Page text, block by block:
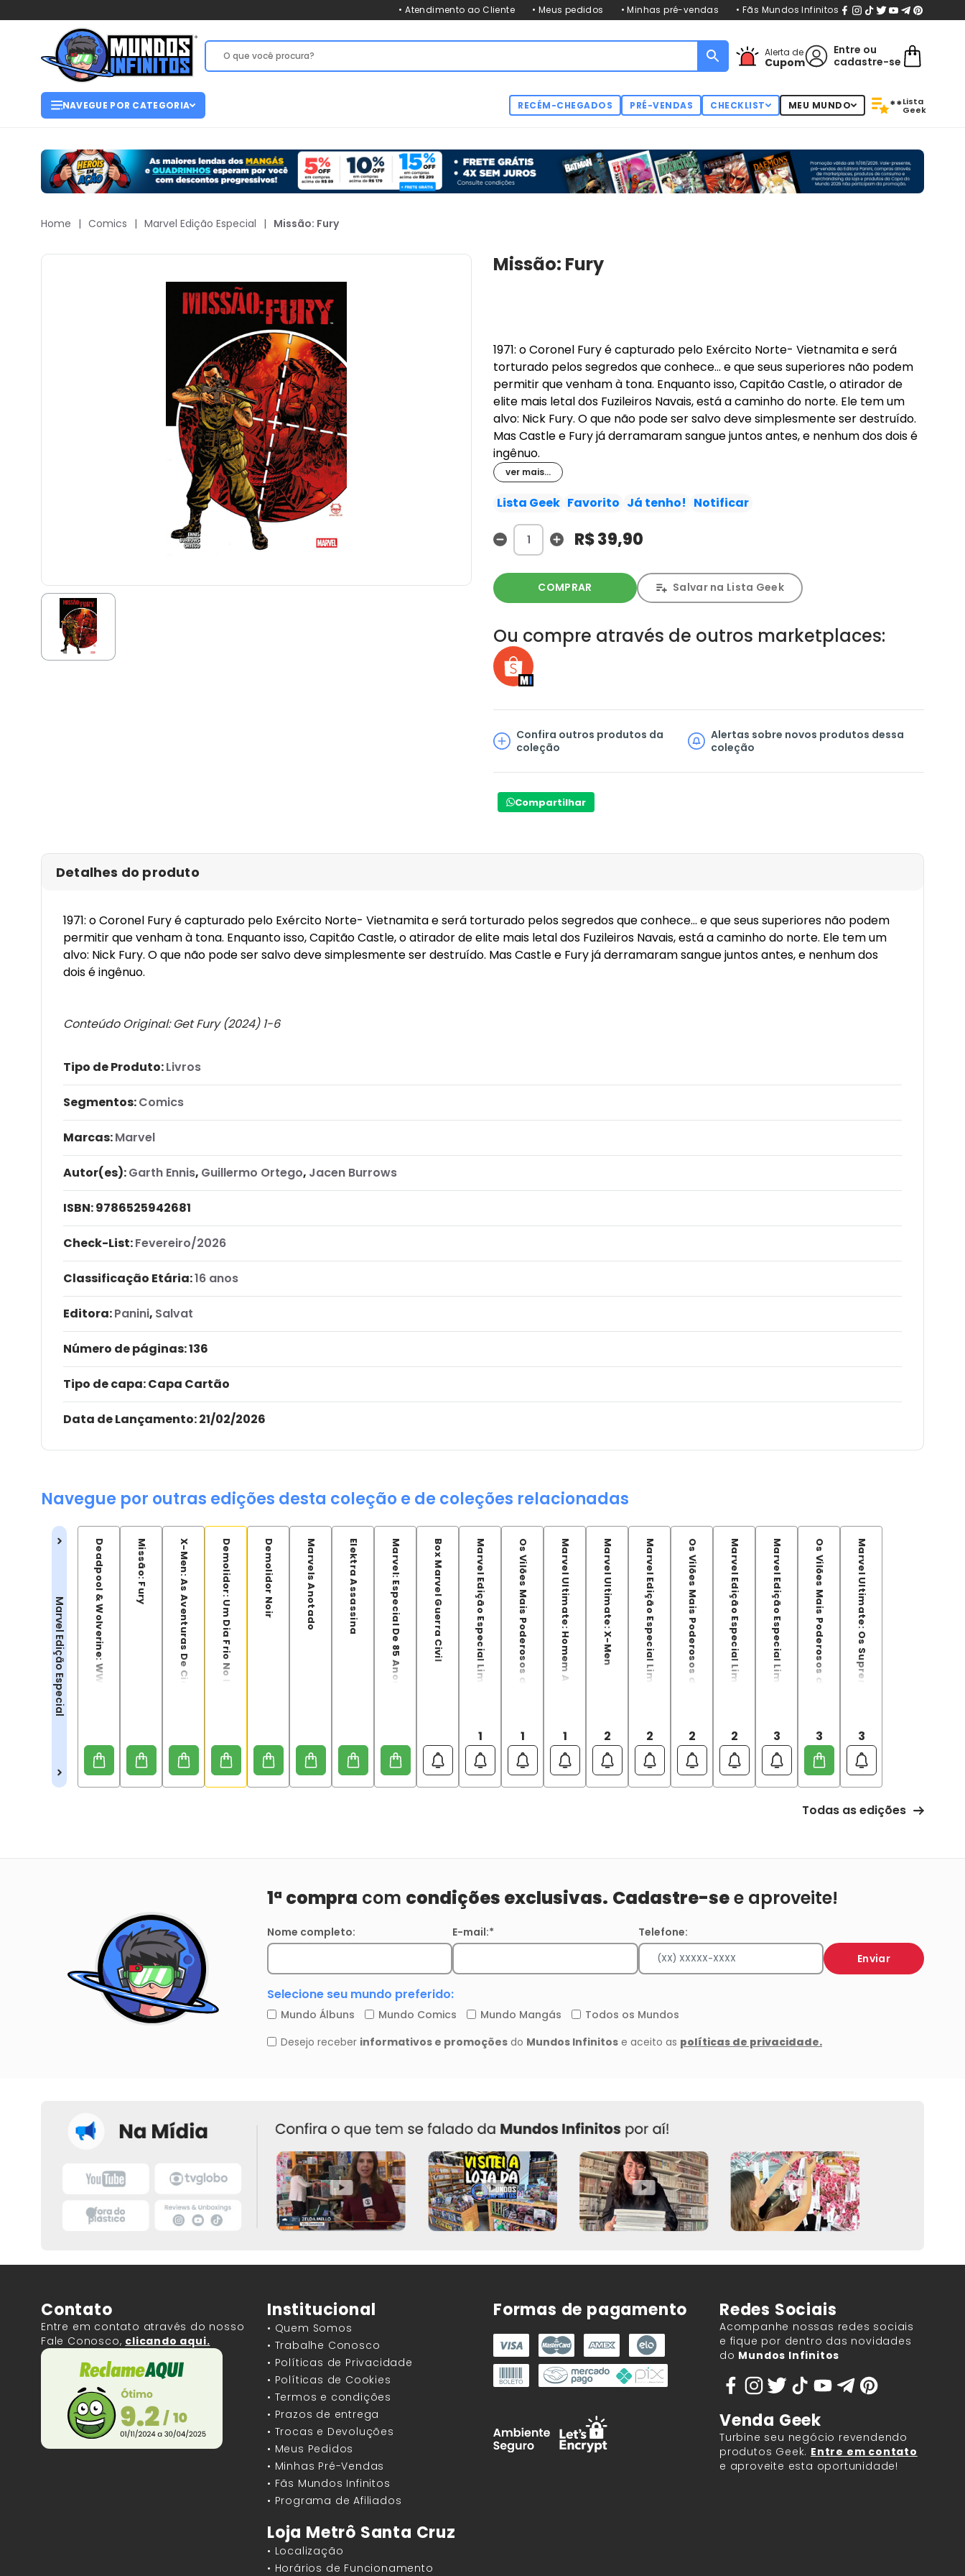
• Atendimento ao Cliente • Meus pedidos • Minhas pré-vendas • Fãs Mundos Infinitos
Alerta de
Cupom
Entre ou
cadastre-se
NAVEGUE POR CATEGORIA RECÉM-CHEGADOS PRÉ-VENDAS CHECKLIST MEU MUNDO **Lista
Geek
Home | Comics | Marvel Edição Especial | Missão: Fury
Missão: Fury
1971: o Coronel Fury é capturado pelo Exército Norte- Vietnamita e será
torturado pelos segredos que conhece... e que seus superiores não podem
permitir que venham à tona. Enquanto isso, Capitão Castle, o atirador de
elite mais letal dos Fuzileiros Navais, está a caminho do norte. Ele tem um
alvo: Nick Fury. O que não pode ser salvo deve simplesmente ser destruído.
Mas Castle e Fury já derramaram sangue juntos antes, e nenhum dos dois é
ingênuo.
ver mais...
Lista Geek Favorito Já tenho! Notificar
R$ 39,90
COMPRAR Salvar na Lista Geek
Ou compre através de outros marketplaces:
Confira outros produtos da
coleção
Alertas sobre novos produtos dessa
coleção
Compartilhar
Detalhes do produto
1971: o Coronel Fury é capturado pelo Exército Norte- Vietnamita e será torturado pelos segredos que conhece... e que seus superiores não podem
permitir que venham à tona. Enquanto isso, Capitão Castle, o atirador de elite mais letal dos Fuzileiros Navais, está a caminho do norte. Ele tem um
alvo: Nick Fury. O que não pode ser salvo deve simplesmente ser destruído. Mas Castle e Fury já derramaram sangue juntos antes, e nenhum dos
dois é ingênuo.
Conteúdo Original:Get Fury (2024) 1-6
Tipo de Produto:Livros
Segmentos:Comics
Marcas:Marvel
Autor(es):Garth Ennis, Guillermo Ortego, Jacen Burrows
ISBN:9786525942681
Check-List:Fevereiro/2026
Classificação Etária:16 anos
Editora:Panini, Salvat
Número de páginas: 136
Tipo de capa:Capa Cartão
Data de Lançamento:21/02/2026
Navegue por outras edições desta coleção e de coleções relacionadas
Marvel Edição Especial Deadpool & Wolverine: WWIII Missão: Fury X-Men: As Aventuras De Ciclope E FênixDemolidor: Um Dia Frio No Inferno Demolidor Noir Marvels Anotado Elektra Assassina Marvel: Especial De 85 Anos Box Marvel Guerra Civil Marvel Edição Especial Limitada Capitão América - Edição 01
1
Os Vilões Mais Poderosos da Marvel
1
Marvel Ultimate: Homem Aranha
1
Marvel Ultimate: X-Men
2 Marvel Edição Especial Limitada Capitão América - Edição 02
2
Os Vilões Mais Poderosos da Marvel
2 Marvel Edição Especial Limitada Vingadores Ed. 02
2 Marvel Edição Especial Limitada Capitão América - Edição 03
3
Os Vilões Mais Poderosos da Marvel
3
Marvel Ultimate: Os Supremos
3
Todas as edições
Contato
Entre em contato através do nosso
Fale Conosco, clicando aqui.
Institucional
• Quem Somos
• Trabalhe Conosco
• Políticas de Privacidade
• Políticas de Cookies
• Termos e condições
• Prazos de entrega
• Trocas e Devoluções
• Meus Pedidos
• Minhas Pré-Vendas
• Fãs Mundos Infinitos
• Programa de Afiliados
Loja Metrô Santa Cruz
• Localização
• Horários de Funcionamento
Formas de pagamento Redes Sociais
Acompanhe nossas redes sociais
e fique por dentro das novidades
do Mundos Infinitos
Venda Geek
Turbine seu negócio revendendo
produtos Geek. Entre em contato
e aproveite esta oportunidade!